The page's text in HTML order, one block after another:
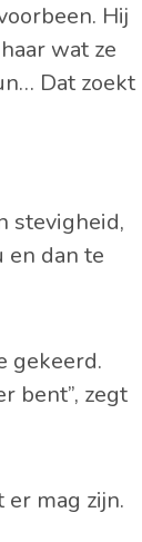
Hij
wat ze
Dat zoekt
stevigheid,
en dan te
gekeerd.
bent”, zegt
mag zijn.